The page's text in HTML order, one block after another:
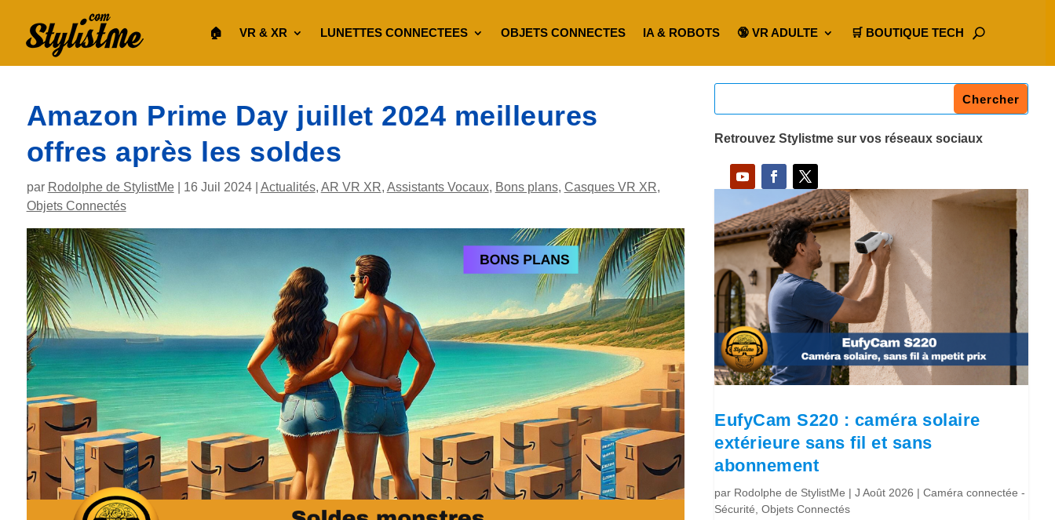
🏠︎ VR & XR LUNETTES CONNECTEES OBJETS CONNECTES IA & ROBOTS 🔞 VR ADULTE 🛒 BOUTIQUE TECH
Amazon Prime Day juillet 2024 meilleures
offres après les soldes
par Rodolphe de StylistMe| 16 Juil 2024| Actualités, AR VR XR, Assistants Vocaux, Bons plans, Casques VR XR,
Objets Connectés
Retrouvez Stylistme sur vos réseaux sociaux
EufyCam S220 : caméra solaire
extérieure sans fil et sans
abonnement
par Rodolphe de StylistMe |J Août 2026 |Caméra connectée -
Sécurité ,Objets Connectés